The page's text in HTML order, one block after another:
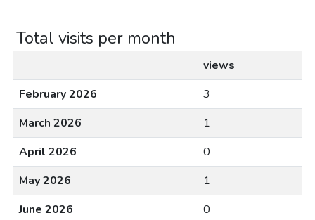
Total visits per month
views
February 2026
3
March 2026
1
April 2026
0
May 2026
1
June 2026
0